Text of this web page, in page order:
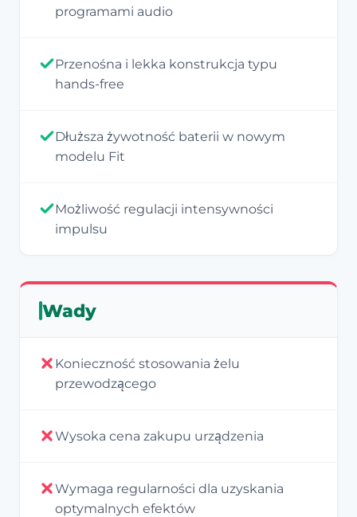
programami audio
Przenośna i lekka konstrukcja typu
hands-free
Dłuższa żywotność baterii w nowym
modelu Fit
Możliwość regulacji intensywności
impulsu
Wady
Konieczność stosowania żelu
przewodzącego
Wysoka cena zakupu urządzenia
Wymaga regularności dla uzyskania
optymalnych efektów